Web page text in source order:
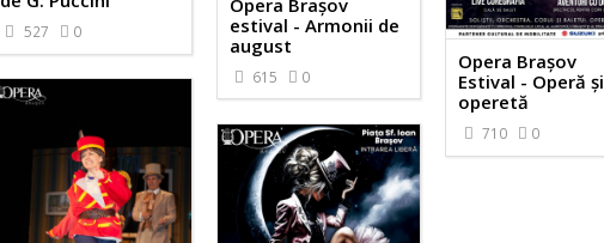
527 0
estival - Armonii de
august
615 0
Opera Brașov
Estival - Operă și
operetă
710 0